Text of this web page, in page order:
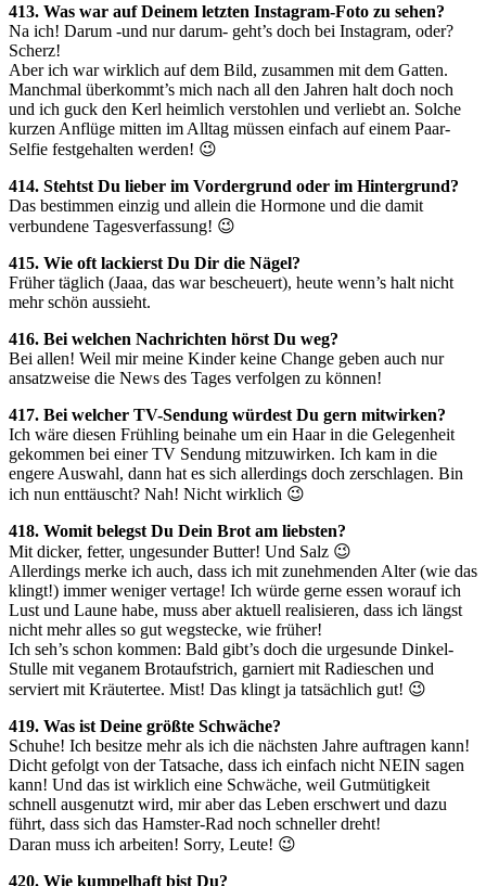
413. Was war auf Deinem letzten Instagram-Foto zu sehen?
Na ich! Darum -und nur darum- geht’s doch bei Instagram, oder?
Scherz!
Aber ich war wirklich auf dem Bild, zusammen mit dem Gatten.
Manchmal überkommt’s mich nach all den Jahren halt doch noch
und ich guck den Kerl heimlich verstohlen und verliebt an. Solche
kurzen Anflüge mitten im Alltag müssen einfach auf einem Paar-
Selfie festgehalten werden! 😉
414. Stehtst Du lieber im Vordergrund oder im Hintergrund?
Das bestimmen einzig und allein die Hormone und die damit
verbundene Tagesverfassung! 😉
415. Wie oft lackierst Du Dir die Nägel?
Früher täglich (Jaaa, das war bescheuert), heute wenn’s halt nicht
mehr schön aussieht.
416. Bei welchen Nachrichten hörst Du weg?
Bei allen! Weil mir meine Kinder keine Change geben auch nur
ansatzweise die News des Tages verfolgen zu können!
417. Bei welcher TV-Sendung würdest Du gern mitwirken?
Ich wäre diesen Frühling beinahe um ein Haar in die Gelegenheit
gekommen bei einer TV Sendung mitzuwirken. Ich kam in die
engere Auswahl, dann hat es sich allerdings doch zerschlagen. Bin
ich nun enttäuscht? Nah! Nicht wirklich 😉
418. Womit belegst Du Dein Brot am liebsten?
Mit dicker, fetter, ungesunder Butter! Und Salz 😉
Allerdings merke ich auch, dass ich mit zunehmenden Alter (wie das
klingt!) immer weniger vertage! Ich würde gerne essen worauf ich
Lust und Laune habe, muss aber aktuell realisieren, dass ich längst
nicht mehr alles so gut wegstecke, wie früher!
Ich seh’s schon kommen: Bald gibt’s doch die urgesunde Dinkel-
Stulle mit veganem Brotaufstrich, garniert mit Radieschen und
serviert mit Kräutertee. Mist! Das klingt ja tatsächlich gut! 😉
419. Was ist Deine größte Schwäche?
Schuhe! Ich besitze mehr als ich die nächsten Jahre auftragen kann!
Dicht gefolgt von der Tatsache, dass ich einfach nicht NEIN sagen
kann! Und das ist wirklich eine Schwäche, weil Gutmütigkeit
schnell ausgenutzt wird, mir aber das Leben erschwert und dazu
führt, dass sich das Hamster-Rad noch schneller dreht!
Daran muss ich arbeiten! Sorry, Leute! 😉
420. Wie kumpelhaft bist Du?